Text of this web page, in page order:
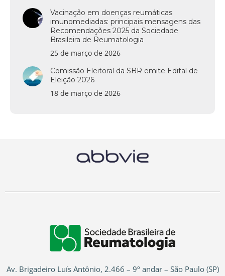
Vacinação em doenças reumáticas
imunomediadas: principais mensagens das
Recomendações 2025 da Sociedade
Brasileira de Reumatologia
25 de março de 2026
Comissão Eleitoral da SBR emite Edital de
Eleição 2026
18 de março de 2026
Av. Brigadeiro Luís Antônio, 2.466 – 9º andar – São Paulo (SP)